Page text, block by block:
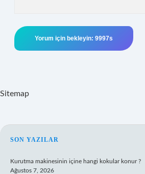
Sitemap
SIDEBAR
SON YAZILAR
Kurutma makinesinin içine hangi kokular konur ?
Ağustos 7, 2026